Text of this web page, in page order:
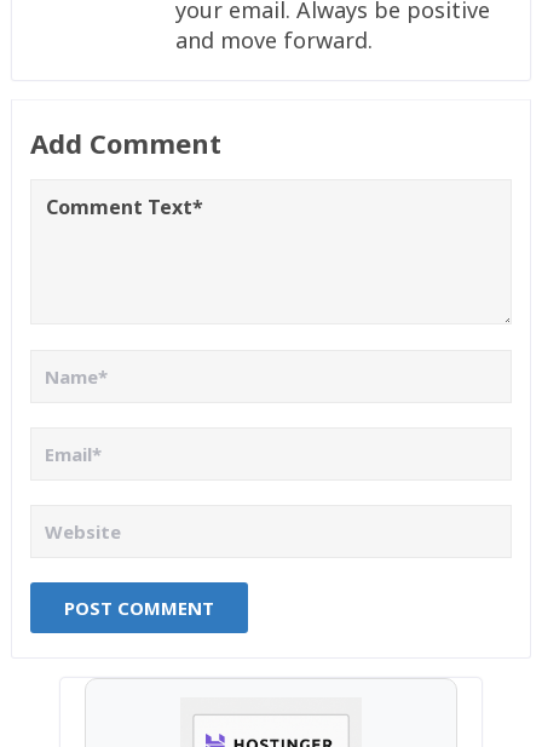
your email. Always be positive
and move forward.
Add Comment